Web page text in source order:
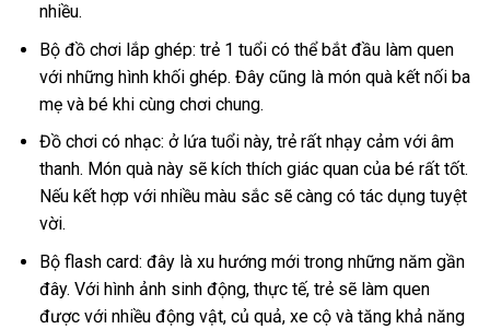
nhiều.
Bộ đồ chơi lắp ghép: trẻ 1 tuổi có thể bắt đầu làm quen
với những hình khối ghép. Đây cũng là món quà kết nối ba
mẹ và bé khi cùng chơi chung.
Đồ chơi có nhạc: ở lứa tuổi này, trẻ rất nhạy cảm với âm
thanh. Món quà này sẽ kích thích giác quan của bé rất tốt.
Nếu kết hợp với nhiều màu sắc sẽ càng có tác dụng tuyệt
vời.
Bộ flash card: đây là xu hướng mới trong những năm gần
đây. Với hình ảnh sinh động, thực tế, trẻ sẽ làm quen
được với nhiều động vật, củ quả, xe cộ và tăng khả năng